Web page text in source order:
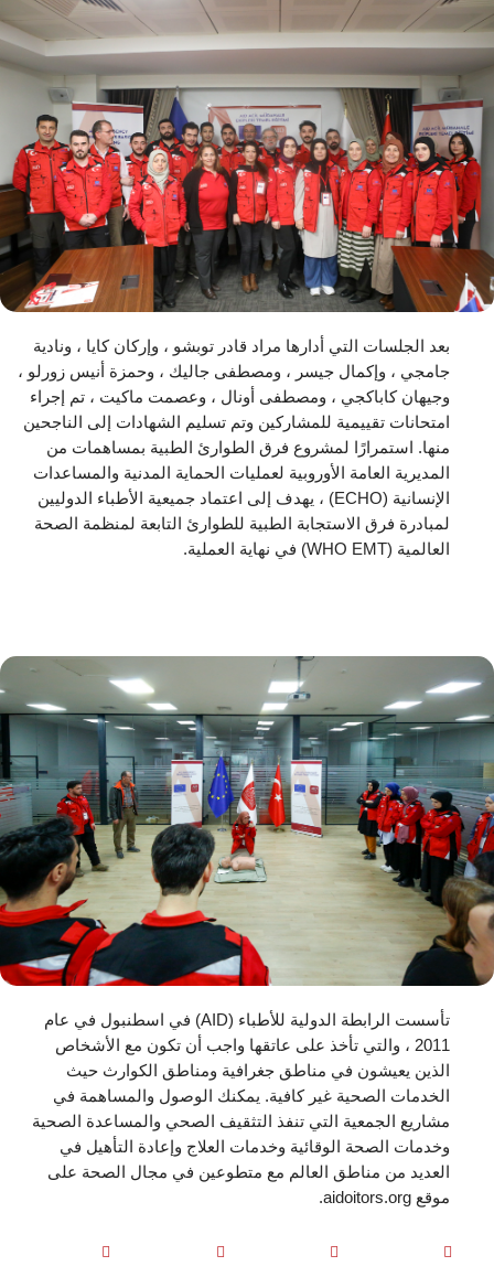
بعد الجلسات التي أدارها مراد قادر توبشو ، وإركان كايا ، ونادية
جامجي ، وإكمال جيسر ، ومصطفى جاليك ، وحمزة أنيس زورلو ،
وجيهان كاباكجي ، ومصطفى أونال ، وعصمت ماكيت ، تم إجراء
امتحانات تقييمية للمشاركين وتم تسليم الشهادات إلى الناجحين
منها. استمرارًا لمشروع فرق الطوارئ الطبية بمساهمات من
المديرية العامة الأوروبية لعمليات الحماية المدنية والمساعدات
الإنسانية (ECHO) ، يهدف إلى اعتماد جميعية الأطباء الدوليين
لمبادرة فرق الاستجابة الطبية للطوارئ التابعة لمنظمة الصحة
العالمية (WHO EMT) في نهاية العملية.
تأسست الرابطة الدولية للأطباء (AID) في اسطنبول في عام
2011 ، والتي تأخذ على عاتقها واجب أن تكون مع الأشخاص
الذين يعيشون في مناطق جغرافية ومناطق الكوارث حيث
الخدمات الصحية غير كافية. يمكنك الوصول والمساهمة في
مشاريع الجمعية التي تنفذ التثقيف الصحي والمساعدة الصحية
وخدمات الصحة الوقائية وخدمات العلاج وإعادة التأهيل في
العديد من مناطق العالم مع متطوعين في مجال الصحة على
موقع aidoitors.org.